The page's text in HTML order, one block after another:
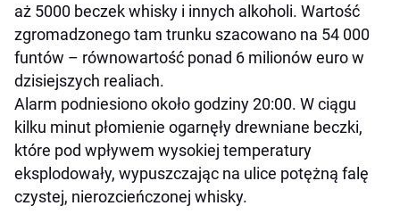
aż 5000 beczek whisky i innych alkoholi. Wartość
zgromadzonego tam trunku szacowano na 54 000
funtów – równowartość ponad 6 milionów euro w
dzisiejszych realiach.
Alarm podniesiono około godziny 20:00. W ciągu
kilku minut płomienie ogarnęły drewniane beczki,
które pod wpływem wysokiej temperatury
eksplodowały, wypuszczając na ulice potężną falę
czystej, nierozcieńczonej whisky.